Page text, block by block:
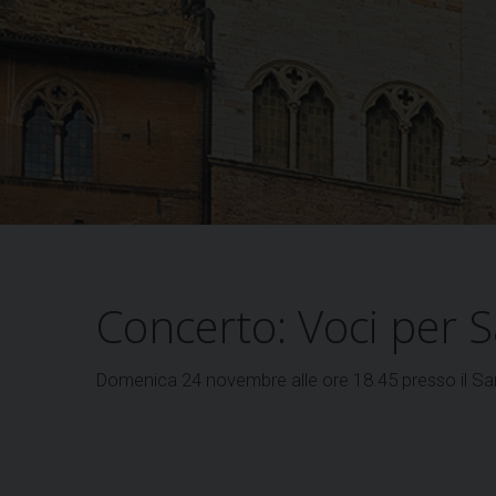
Concerto: Voci per
Domenica 24 novembre alle ore 18.45 presso il